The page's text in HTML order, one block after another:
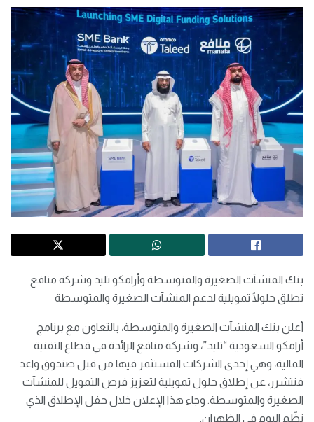
بنك المنشآت الصغيرة والمتوسطة وأرامكو تليد وشركة منافع
تطلق حلولًا تمويلية لدعم المنشآت الصغيرة والمتوسطة
أعلن بنك المنشآت الصغيرة والمتوسطة، بالتعاون مع برنامج
أرامكو السعودية “تليد”، وشركة منافع الرائدة في قطاع التقنية
المالية، وهي إحدى الشركات المستثمر فيها من قبل صندوق واعد
فنتشرز، عن إطلاق حلول تمويلية لتعزيز فرص التمويل للمنشآت
الصغيرة والمتوسطة. وجاء هذا الإعلان خلال حفل الإطلاق الذي
نظّم اليوم في الظهران.